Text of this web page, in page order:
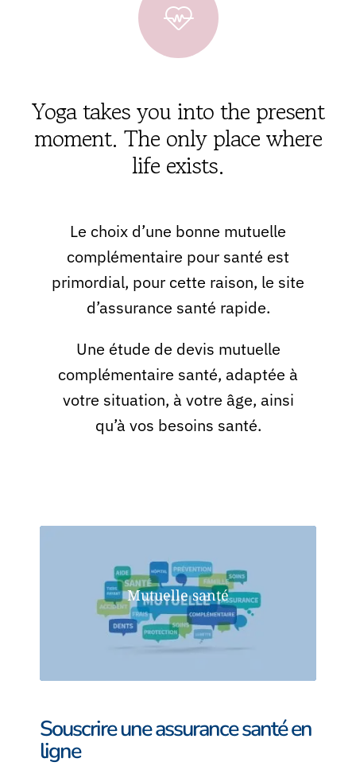
Yoga takes you into the present
moment. The only place where
life exists.
Le choix d’une bonne mutuelle
complémentaire pour santé est
primordial, pour cette raison, le site
d’assurance santé rapide.
Une étude de devis mutuelle
complémentaire santé, adaptée à
votre situation, à votre âge, ainsi
qu’à vos besoins santé.
Souscrire une assurance santé en
ligne
Mutuelle santé